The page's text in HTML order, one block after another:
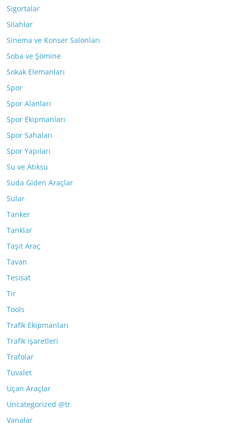
Sigortalar
Silahlar
Sinema ve Konser Salonları
Soba ve Şömine
Sokak Elemanları
Spor
Spor Alanları
Spor Ekipmanları
Spor Sahaları
Spor Yapıları
Su ve Atıksu
Suda Giden Araçlar
Sular
Tanker
Tanklar
Taşıt Araç
Tavan
Tesisat
Tır
Tools
Trafik Ekipmanları
Trafik işaretleri
Trafolar
Tuvalet
Uçan Araçlar
Uncategorized @tr
Vanalar